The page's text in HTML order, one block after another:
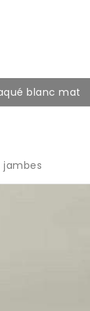
blanc mat
jambes